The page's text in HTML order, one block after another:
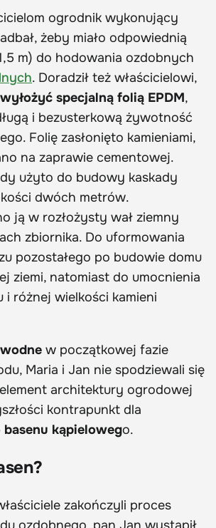
ogrodnik wykonujący
żeby miało odpowiednią
m) do hodowania ozdobnych
. Doradził też właścicielowi,
specjalną folią EPDM,
i bezusterkową żywotność
Folię zasłonięto kamieniami,
na zaprawie cementowej.
użyto do budowy kaskady
dwóch metrów.
ją w rozłożysty wał ziemny
zbiornika. Do uformowania
pozostałego po budowie domu
ziemi, natomiast do umocnienia
różnej wielkości kamieni
w początkowej fazie
Maria i Jan nie spodziewali się
architektury ogrodowej
kontrapunkt dla
kąpielowego.
zakończyli proces